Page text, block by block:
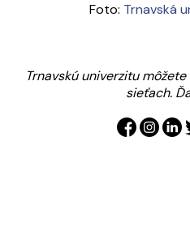
Foto: Trnavská
Trnavskú univerzitu
sieťach.